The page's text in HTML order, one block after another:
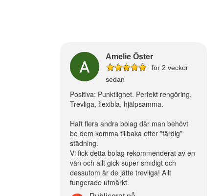
Amelie Öster
för 2 veckor
sedan
Positiva: Punktlighet. Perfekt rengöring.
Trevliga, flexibla, hjälpsamma.
Haft flera andra bolag där man behövt
be dem komma tillbaka efter ”färdig”
städning.
Vi fick detta bolag rekommenderat av en
vän och allt gick super smidigt och
dessutom är de jätte trevliga! Allt
fungerade utmärkt.